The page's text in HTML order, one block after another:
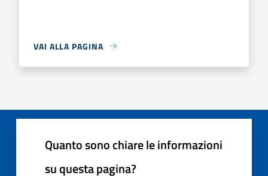
VAI ALLA PAGINA
Quanto sono chiare le informazioni
su questa pagina?